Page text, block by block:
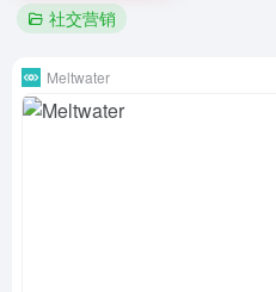
社交营销
Meltwater